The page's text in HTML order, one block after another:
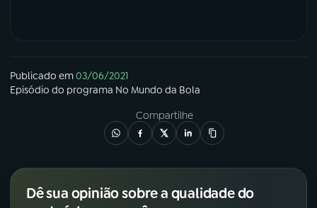
Publicado em03/06/2021
Episódio do programa No Mundo da Bola
Compartilhe
Dê sua opinião sobre a qualidade do